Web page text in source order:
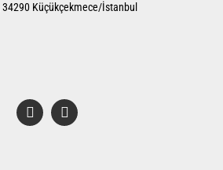
34290 Küçükçekmece/İstanbul